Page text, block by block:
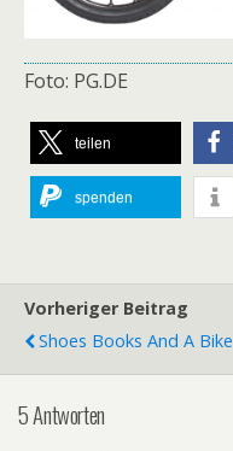
Foto: PG.DE
teilen
spenden
Vorheriger Beitrag
Shoes Books And A Bike
5 Antworten